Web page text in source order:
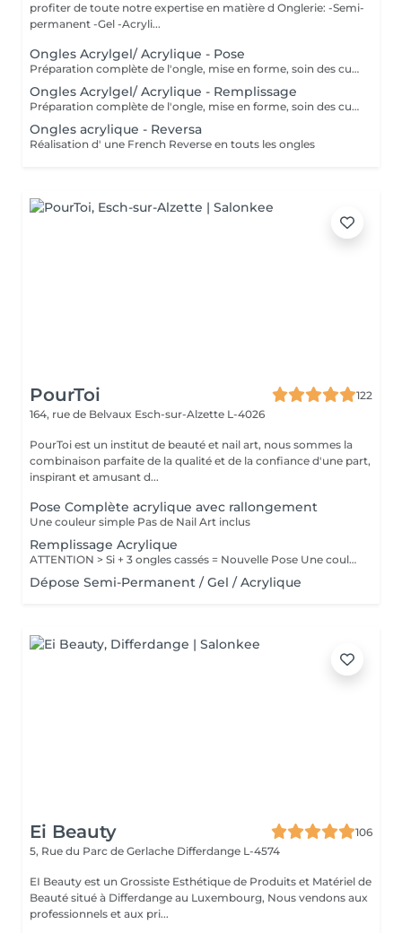
profiter de toute notre expertise en matière d Onglerie: -Semi-
permanent -Gel -Acryli...
Ongles Acrylgel/ Acrylique - Pose
Préparation complète de l'ongle, mise en forme, soin des cuticules et pose acrylique avec la couleur de votre choix.
Ongles Acrylgel/ Acrylique - Remplissage
Préparation complète de l'ongle, mise en forme, soin des cuticules et remplissage acrylique avec la couleur de votre choix.
Ongles acrylique - Reversa
Réalisation d' une French Reverse en touts les ongles
PourToi
122
164, rue de Belvaux Esch-sur-Alzette L-4026
PourToi est un institut de beauté et nail art, nous sommes la
combinaison parfaite de la qualité et de la confiance d'une part,
inspirant et amusant d...
Pose Complète acrylique avec rallongement
Une couleur simple Pas de Nail Art inclus
Remplissage Acrylique
ATTENTION > Si + 3 ongles cassés = Nouvelle Pose Une couleur simple Pas de Nail Art inclus
Dépose Semi-Permanent / Gel / Acrylique
Ei Beauty
106
5, Rue du Parc de Gerlache Differdange L-4574
EI Beauty est un Grossiste Esthétique de Produits et Matériel de
Beauté situé à Differdange au Luxembourg, Nous vendons aux
professionnels et aux pri...